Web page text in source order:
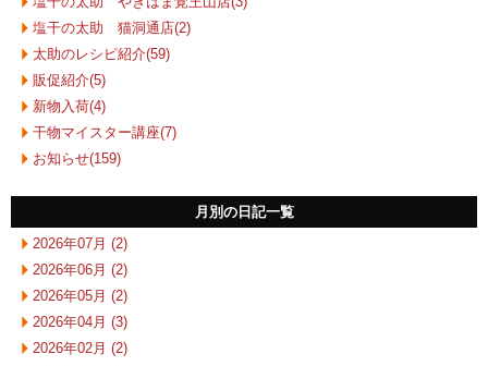
塩干の太助 猫洞通店(2)
太助のレシピ紹介(59)
販促紹介(5)
新物入荷(4)
干物マイスター講座(7)
お知らせ(159)
月別の日記一覧
2026年07月 (2)
2026年06月 (2)
2026年05月 (2)
2026年04月 (3)
2026年02月 (2)